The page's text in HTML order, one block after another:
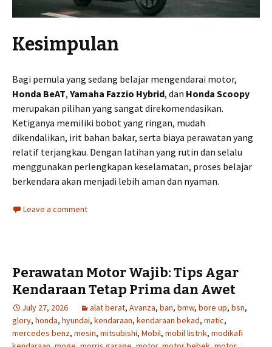
Kesimpulan
Bagi pemula yang sedang belajar mengendarai motor,
Honda BeAT, Yamaha Fazzio Hybrid, dan Honda Scoopy
merupakan pilihan yang sangat direkomendasikan.
Ketiganya memiliki bobot yang ringan, mudah
dikendalikan, irit bahan bakar, serta biaya perawatan yang
relatif terjangkau. Dengan latihan yang rutin dan selalu
menggunakan perlengkapan keselamatan, proses belajar
berkendara akan menjadi lebih aman dan nyaman.
Leave a comment
Perawatan Motor Wajib: Tips Agar
Kendaraan Tetap Prima dan Awet
July 27, 2026 alat berat, Avanza, ban, bmw, bore up, bsn,
glory, honda, hyundai, kendaraan, kendaraan bekad, matic,
mercedes benz, mesin, mitsubishi, Mobil, mobil listrik, modikafi